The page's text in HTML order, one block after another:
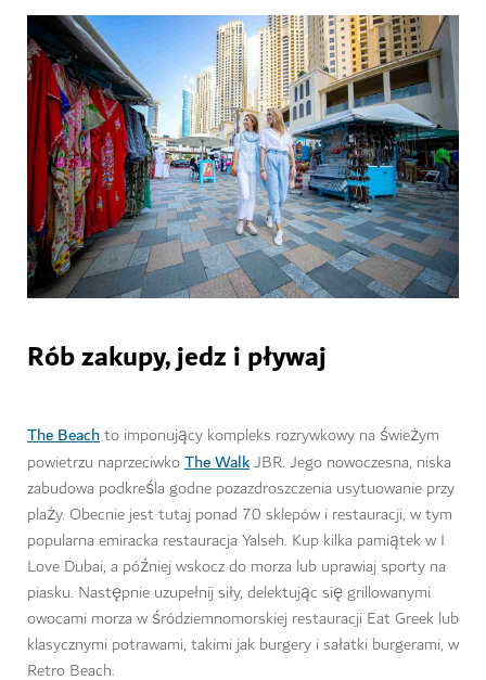
Rób zakupy, jedz i pływaj
The Beachto imponujący kompleks rozrywkowy na świeżym
powietrzu naprzeciwkoThe WalkJBR. Jego nowoczesna, niska
zabudowa podkreśla godne pozazdroszczenia usytuowanie przy
plaży. Obecnie jest tutaj ponad 70 sklepów i restauracji, w tym
popularna emiracka restauracja Yalseh. Kup kilka pamiątek w I
Love Dubai, a później wskocz do morza lub uprawiaj sporty na
piasku. Następnie uzupełnij siły, delektując się grillowanymi
owocami morza w śródziemnomorskiej restauracji Eat Greek lub
klasycznymi potrawami, takimi jak burgery i sałatki burgerami, w
Retro Beach.